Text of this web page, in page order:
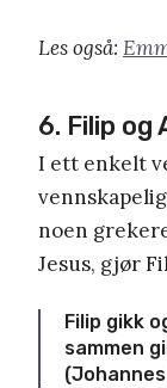
Les også:
6. Filip og
I ett enkelt
noen
Jesus, gjør
Filip gikk
sammen